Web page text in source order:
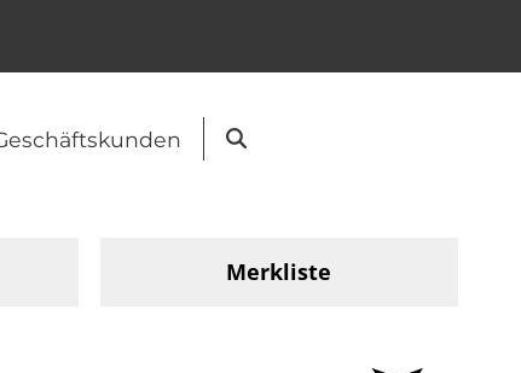
Suche
Merkliste